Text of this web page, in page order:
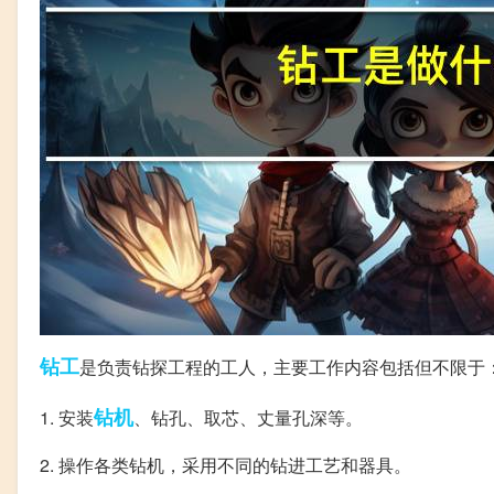
钻工是负责钻探工程的工人，主要工作内容包括但不限于
1. 安装钻机、钻孔、取芯、丈量孔深等。
2. 操作各类钻机，采用不同的钻进工艺和器具。